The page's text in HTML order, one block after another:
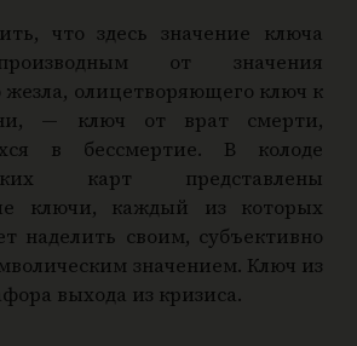
что здесь значение ключа
от значения
жезла, олицетворяющего ключ к
— ключ от врат смерти,
в бессмертие. В колоде
карт представлены
ключи, каждый из которых
наделить своим, субъективно
значением. Ключ из
выхода из кризиса.